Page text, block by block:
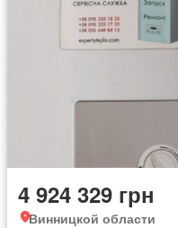
4 924 329 грн
Винницкой области